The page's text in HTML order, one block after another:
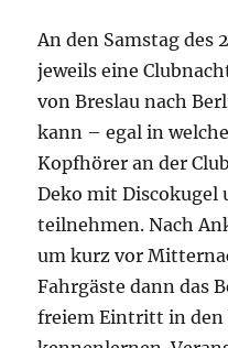
An den Samstag des
jeweils eine
von Breslau nach
kann – egal in
Kopfhörer an der
Deko mit Discokugel
teilnehmen. Nach
um kurz vor
Fahrgäste dann das
freiem Eintritt in den